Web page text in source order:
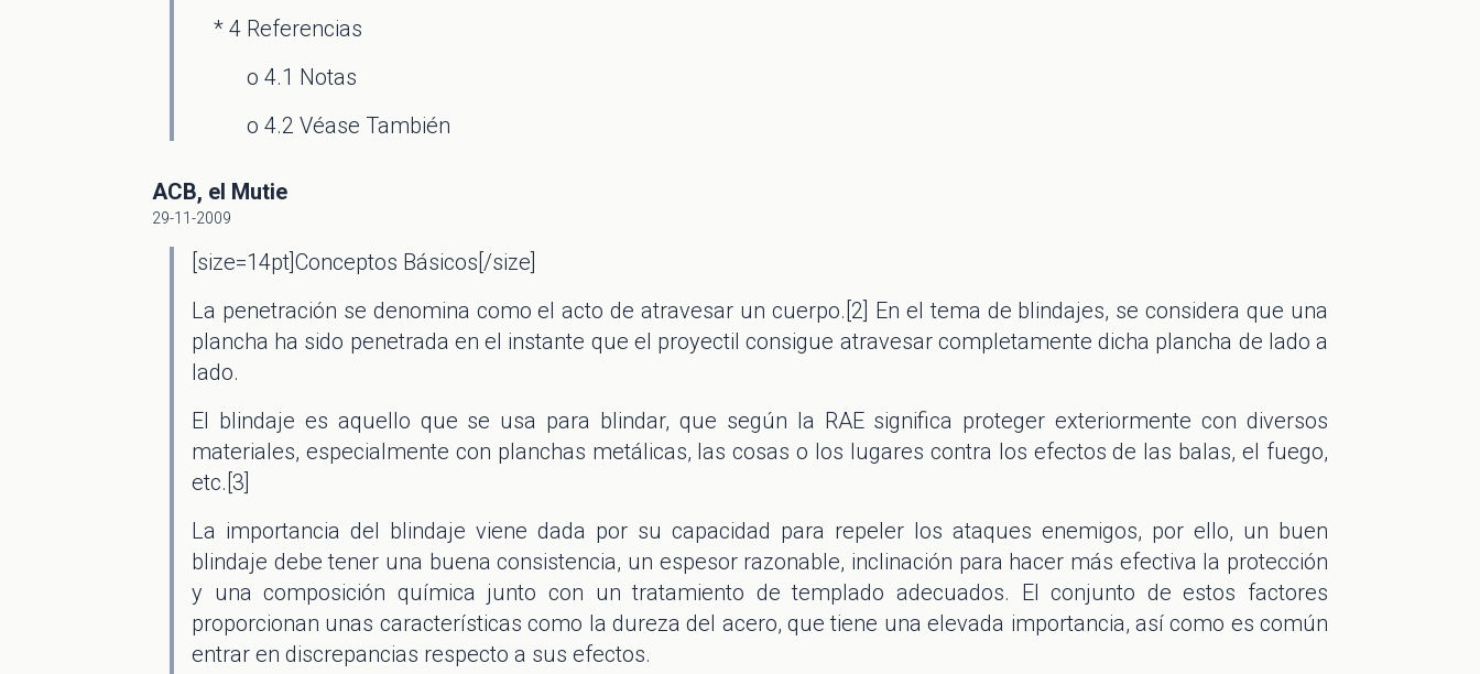
* 4 Referencias
o 4.1 Notas
o 4.2 Véase También
ACB, el Mutie
29-11-2009
[size=14pt]Conceptos Básicos[/size]
La penetración se denomina como el acto de atravesar un cuerpo.[2] En el tema de blindajes, se considera que una
plancha ha sido penetrada en el instante que el proyectil consigue atravesar completamente dicha plancha de lado a
lado.
El blindaje es aquello que se usa para blindar, que según la RAE significa proteger exteriormente con diversos
materiales, especialmente con planchas metálicas, las cosas o los lugares contra los efectos de las balas, el fuego,
etc.[3]
La importancia del blindaje viene dada por su capacidad para repeler los ataques enemigos, por ello, un buen
blindaje debe tener una buena consistencia, un espesor razonable, inclinación para hacer más efectiva la protección
y una composición química junto con un tratamiento de templado adecuados. El conjunto de estos factores
proporcionan unas características como la dureza del acero, que tiene una elevada importancia, así como es común
entrar en discrepancias respecto a sus efectos.